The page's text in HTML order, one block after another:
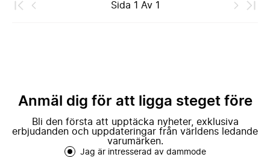
Sida 1 Av 1
Anmäl dig för att ligga steget före
Bli den första att upptäcka nyheter, exklusiva
erbjudanden och uppdateringar från världens ledande
varumärken.
Jag är intresserad av dammode